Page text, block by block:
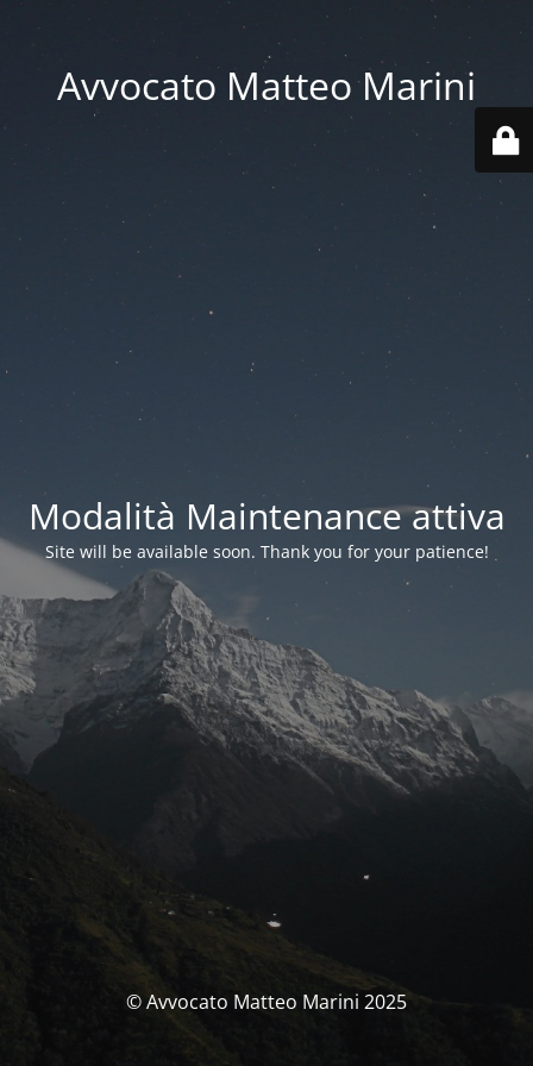
Avvocato Matteo Marini
Modalità Maintenance attiva
Site will be available soon. Thank you for your patience!
© Avvocato Matteo Marini 2025